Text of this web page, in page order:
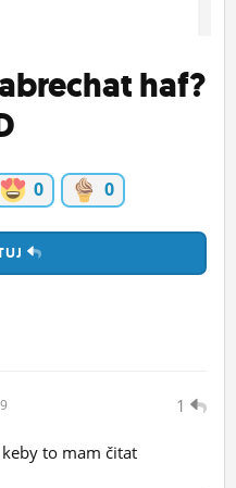
haf?
0 0
1
to mam čitat